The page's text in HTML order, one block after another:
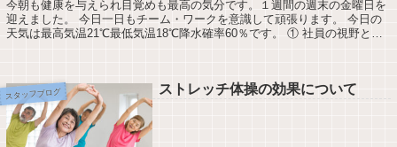
今朝も健康を与えられ目覚めも最高の気分です。１週間の週末の金曜日を
迎えました。 今日一日もチーム・ワークを意識して頑張ります。 今日の
天気は最高気温21℃最低気温18℃降水確率60％です。 ① 社員の視野とス
スタッフブログ ストレッチ体操の効果について